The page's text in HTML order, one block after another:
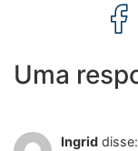
Uma
Ingrid disse: